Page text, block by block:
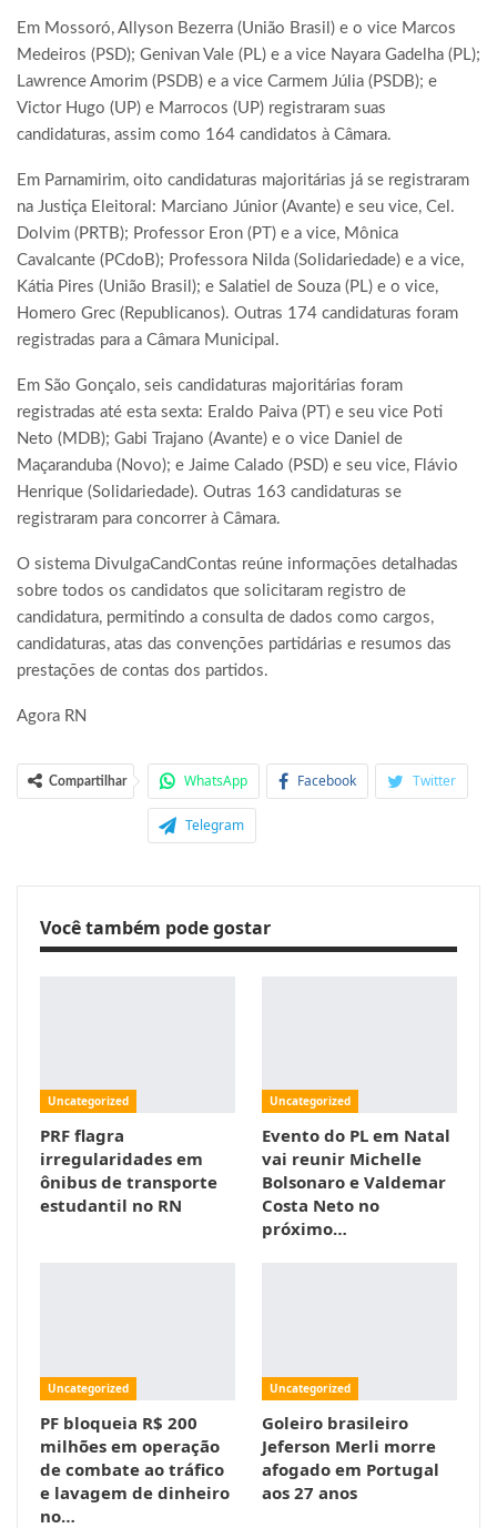
Em Mossoró, Allyson Bezerra (União Brasil) e o vice Marcos
Medeiros (PSD); Genivan Vale (PL) e a vice Nayara Gadelha (PL);
Lawrence Amorim (PSDB) e a vice Carmem Júlia (PSDB); e
Victor Hugo (UP) e Marrocos (UP) registraram suas
candidaturas, assim como 164 candidatos à Câmara.
Em Parnamirim, oito candidaturas majoritárias já se registraram
na Justiça Eleitoral: Marciano Júnior (Avante) e seu vice, Cel.
Dolvim (PRTB); Professor Eron (PT) e a vice, Mônica
Cavalcante (PCdoB); Professora Nilda (Solidariedade) e a vice,
Kátia Pires (União Brasil); e Salatiel de Souza (PL) e o vice,
Homero Grec (Republicanos). Outras 174 candidaturas foram
registradas para a Câmara Municipal.
Em São Gonçalo, seis candidaturas majoritárias foram
registradas até esta sexta: Eraldo Paiva (PT) e seu vice Poti
Neto (MDB); Gabi Trajano (Avante) e o vice Daniel de
Maçaranduba (Novo); e Jaime Calado (PSD) e seu vice, Flávio
Henrique (Solidariedade). Outras 163 candidaturas se
registraram para concorrer à Câmara.
O sistema DivulgaCandContas reúne informações detalhadas
sobre todos os candidatos que solicitaram registro de
candidatura, permitindo a consulta de dados como cargos,
candidaturas, atas das convenções partidárias e resumos das
prestações de contas dos partidos.
Agora RN
Compartilhar WhatsApp Facebook Twitter
Telegram
Você também pode gostar
Uncategorized
PRF flagra
irregularidades em
ônibus de transporte
estudantil no RN
Uncategorized
Evento do PL em Natal
vai reunir Michelle
Bolsonaro e Valdemar
Costa Neto no
próximo…
Uncategorized
PF bloqueia R$ 200
milhões em operação
de combate ao tráfico
e lavagem de dinheiro
no…
Uncategorized
Goleiro brasileiro
Jeferson Merli morre
afogado em Portugal
aos 27 anos